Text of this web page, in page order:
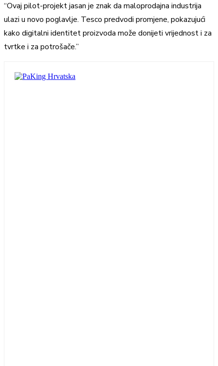
“Ovaj pilot-projekt jasan je znak da maloprodajna industrija
ulazi u novo poglavlje. Tesco predvodi promjene, pokazujući
kako digitalni identitet proizvoda može donijeti vrijednost i za
tvrtke i za potrošače.”